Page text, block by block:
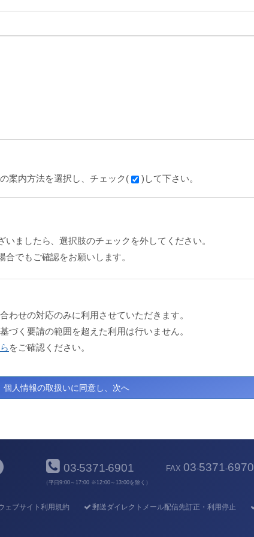
案内方法を選択し、チェック( )して下さい。
ましたら、選択肢のチェックを外してください。
でもご確認をお願いします。
わせの対応のみに利用させていただきます。
づく要請の範囲を超えた利用は行いません。
をご確認ください。
03-5371-6901
（平日9:00～17:00 ※12:00～13:00を除く）
FAX 03-5371-6970
ェブサイト利用規約 郵送ダイレクトメール配信先訂正・利用停止